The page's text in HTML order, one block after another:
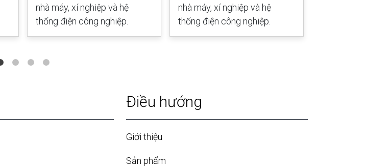
nhà máy, xí nghiệp và hệ
thống điện công nghiệp.
nhà máy, xí nghiệp và hệ
thống điện công nghiệp.
Điều hướng
Giới thiệu
Sản phẩm